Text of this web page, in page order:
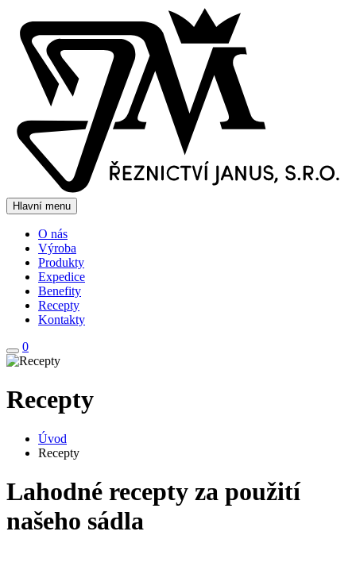
Hlavní menu
O nás
Výroba
Produkty
Expedice
Benefity
Recepty
Kontakty
0
Recepty
Úvod
Recepty
Lahodné recepty za použití
našeho sádla